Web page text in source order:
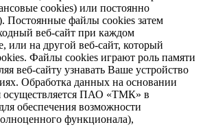
cookies) или постоянно
Постоянные файлы cookies затем
веб-сайт при каждом
или на другой веб-сайт, который
Файлы cookies играют роль памяти
веб-сайту узнавать Ваше устройство
Обработка данных на основании
осуществляется ПАО «ТМК» в
обеспечения возможности
функционала),